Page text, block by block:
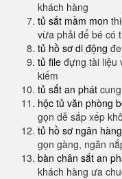
khách hàng
tủ sắt mầm mon
vừa phải để bé có
tủ hồ sơ di động
tủ file đựng tài liệu
kiếm
tủ sắt an phát
hộc tủ văn phòng
gọn dễ sắp xếp
tủ hồ sơ ngân hàng
gọn gàng, ngăn
bàn chân sắt an
khách hàng ưa